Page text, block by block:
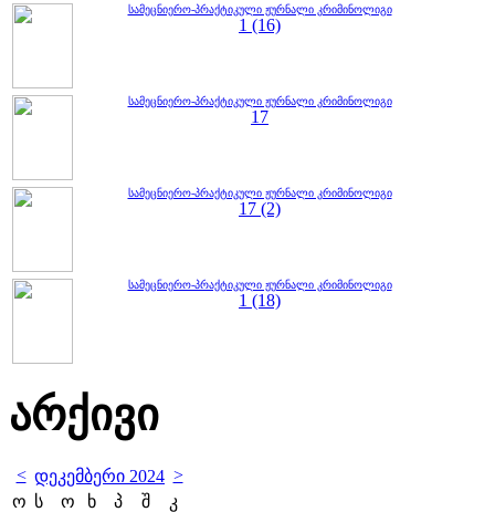
სამეცნიერო-პრაქტიკული ჟურნალი კრიმინოლიგი
1 (16)
სამეცნიერო-პრაქტიკული ჟურნალი კრიმინოლიგი
17
სამეცნიერო-პრაქტიკული ჟურნალი კრიმინოლიგი
17 (2)
სამეცნიერო-პრაქტიკული ჟურნალი კრიმინოლიგი
1 (18)
არქივი
< დეკემბერი 2024 >
ო ს ო ხ პ შ
კ